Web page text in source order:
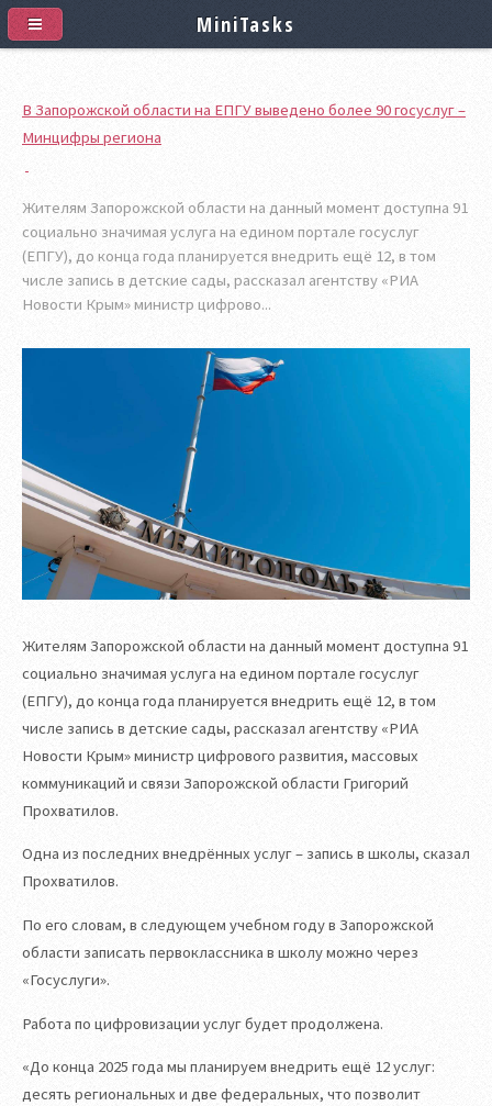
В Запорожской области на ЕПГУ выведено более 90 госуслуг –
Минцифры региона
Жителям Запорожской области на данный момент доступна 91
социально значимая услуга на едином портале госуслуг
(ЕПГУ), до конца года планируется внедрить ещё 12, в том
числе запись в детские сады, рассказал агентству «РИА
Новости Крым» министр цифрово...
Жителям Запорожской области на данный момент доступна 91
социально значимая услуга на едином портале госуслуг
(ЕПГУ), до конца года планируется внедрить ещё 12, в том
числе запись в детские сады, рассказал агентству «РИА
Новости Крым» министр цифрового развития, массовых
коммуникаций и связи Запорожской области Григорий
Прохватилов.
Одна из последних внедрённых услуг – запись в школы, сказал
Прохватилов.
По его словам, в следующем учебном году в Запорожской
области записать первоклассника в школу можно через
«Госуслуги».
Работа по цифровизации услуг будет продолжена.
«До конца 2025 года мы планируем внедрить ещё 12 услуг:
десять региональных и две федеральных, что позволит
MiniTasks